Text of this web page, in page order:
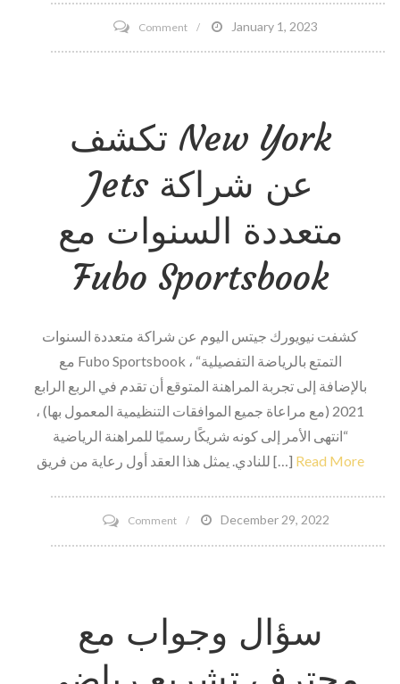
Commenton
فضيحة
Doping
–
الفرق
هو
January 1, 2023
تكشف New York
Jets عن شراكة
متعددة السنوات مع
Fubo Sportsbook
كشفت نيويورك جيتس اليوم عن شراكة متعددة السنوات
مع Fubo Sportsbook ، “التمتع بالرياضة التفصيلية
بالإضافة إلى تجربة المراهنة المتوقع أن تقدم في الربع الرابع
2021 (مع مراعاة جميع الموافقات التنظيمية المعمول بها) ،
“انتهى الأمر إلى كونه شريكًا رسميًا للمراهنة الرياضية
للنادي. يمثل هذا العقد أول رعاية من فريق […] Read More
Commenton
تكشف
عن
December 29, 2022
سؤال وجواب مع